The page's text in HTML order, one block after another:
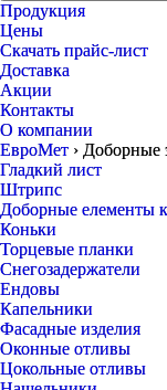
Продукция
Цены
Скачать прайс-лист
Доставка
Акции
Контакты
О компании
ЕвроМет › Доборные
Гладкий лист
Штрипс
Доборные елементы
Коньки
Торцевые планки
Снегозадержатели
Ендовы
Капельники
Фасадные изделия
Оконные отливы
Цокольные отливы